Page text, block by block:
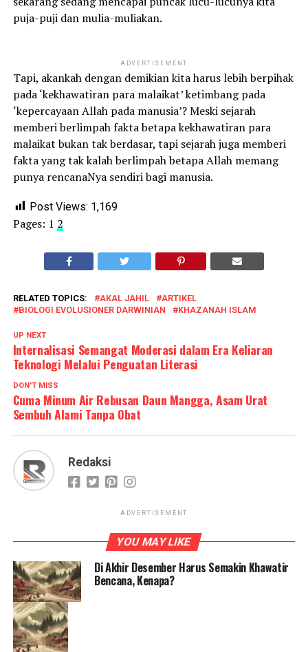
puja-puji dan mulia-muliakan.
ADVERTISEMENT
Tapi, akankah dengan demikian kita harus lebih berpihak
pada ‘kekhawatiran para malaikat’ ketimbang pada
‘kepercayaan Allah pada manusia’? Meski sejarah
memberi berlimpah fakta betapa kekhawatiran para
malaikat bukan tak berdasar, tapi sejarah juga memberi
fakta yang tak kalah berlimpah betapa Allah memang
punya rencanaNya sendiri bagi manusia.
Post Views: 1,169
Pages: 1 2
RELATED TOPICS: AKAL JAHIL
ARTIKEL
BIOLOGI EVOLUSIONER DARWINIAN
KHAZANAH ISLAM
UP NEXT
Internalisasi Semangat Moderasi dalam Era Keliaran
Teknologi Melalui Penguatan Literasi
DON'T MISS
Cuma Minum Air Rebusan Daun Mangga, Asam Urat
Sembuh Alami Tanpa Obat
Redaksi
ADVERTISEMENT
YOU MAY LIKE
Di Akhir Desember Harus Semakin Khawatir
Bencana, Kenapa?